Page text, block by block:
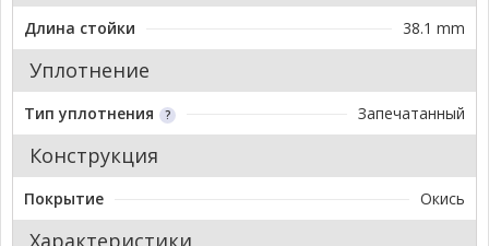
Длина стойки 38.1 mm
Уплотнение
Тип уплотнения Запечатанный
Конструкция
Покрытие Окись